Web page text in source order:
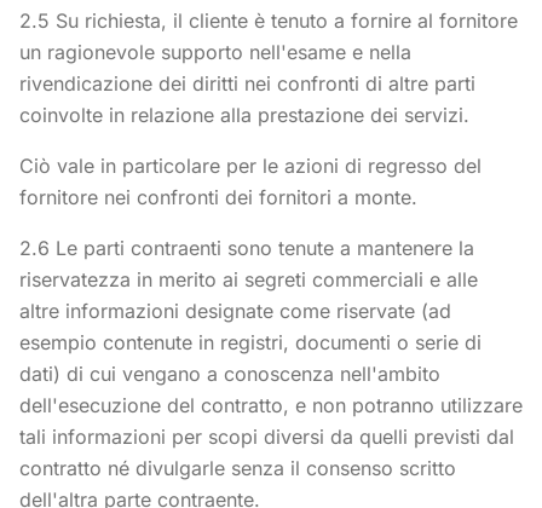
2.5 Su richiesta, il cliente è tenuto a fornire al fornitore
un ragionevole supporto nell'esame e nella
rivendicazione dei diritti nei confronti di altre parti
coinvolte in relazione alla prestazione dei servizi.
Ciò vale in particolare per le azioni di regresso del
fornitore nei confronti dei fornitori a monte.
2.6 Le parti contraenti sono tenute a mantenere la
riservatezza in merito ai segreti commerciali e alle
altre informazioni designate come riservate (ad
esempio contenute in registri, documenti o serie di
dati) di cui vengano a conoscenza nell'ambito
dell'esecuzione del contratto, e non potranno utilizzare
tali informazioni per scopi diversi da quelli previsti dal
contratto né divulgarle senza il consenso scritto
dell'altra parte contraente.